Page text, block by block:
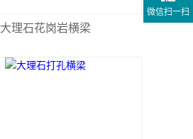
大理石花岗岩横梁
微信扫一扫